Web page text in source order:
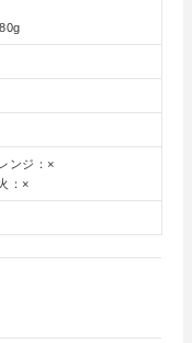
ンジ：×
：×